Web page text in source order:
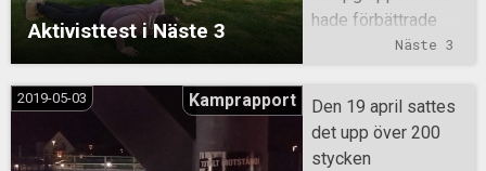
Aktivisttest i Näste 3
hade förbättrade
Näste 3
2019-05-03 Kamprapport
Den 19 april sattes
det upp över 200
stycken